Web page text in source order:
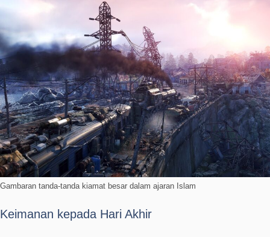
Gambaran tanda-tanda kiamat besar dalam ajaran Islam
Keimanan kepada Hari Akhir